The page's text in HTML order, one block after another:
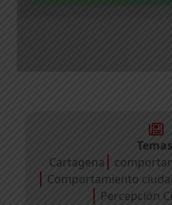
Cartagena
Comportamiento
Percepción